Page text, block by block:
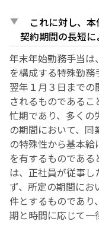
これに対し、本
契約期間の長短
年末年始勤務手当
を構成する特殊勤
翌年１月３日まで
されるものである
忙期であり、多く
の期間において、
の特殊性から基本
を有するものであ
は、正社員が従事
ず、所定の期間に
件とするものであ
期と時間に応じて一